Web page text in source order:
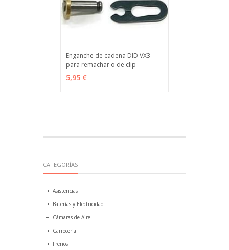
VER OPCIONES
Enganche de cadena DID VX3
para remachar o de clip
5,95 €
CATEGORÍAS
Asistencias
Baterías y Electricidad
Cámaras de Aire
Carrocería
Frenos